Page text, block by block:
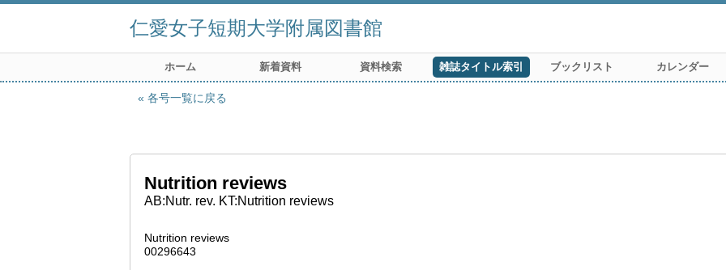
仁愛女子短期大学附属図書館
ホーム 新着資料 資料検索 雑誌タイトル索引 ブックリスト カレンダー
各号一覧に戻る
Nutrition reviews
AB:Nutr. rev. KT:Nutrition reviews
Nutrition reviews
00296643